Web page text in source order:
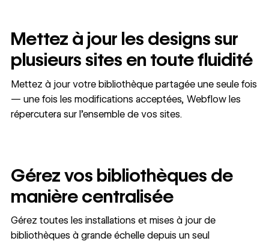
Mettez à jour les designs sur
plusieurs sites en toute fluidité
Mettez à jour votre bibliothèque partagée une seule fois
— une fois les modifications acceptées, Webflow les
répercutera sur l’ensemble de vos sites.
Gérez vos bibliothèques de
manière centralisée
Gérez toutes les installations et mises à jour de
bibliothèques à grande échelle depuis un seul